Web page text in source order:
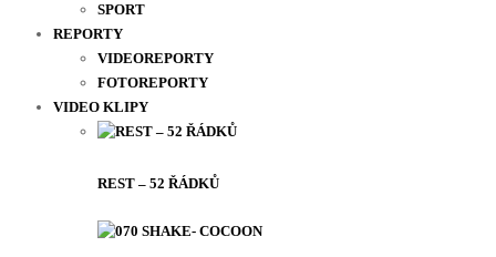
SPORT
REPORTY
VIDEOREPORTY
FOTOREPORTY
VIDEO KLIPY
REST – 52 ŘÁDKŮ